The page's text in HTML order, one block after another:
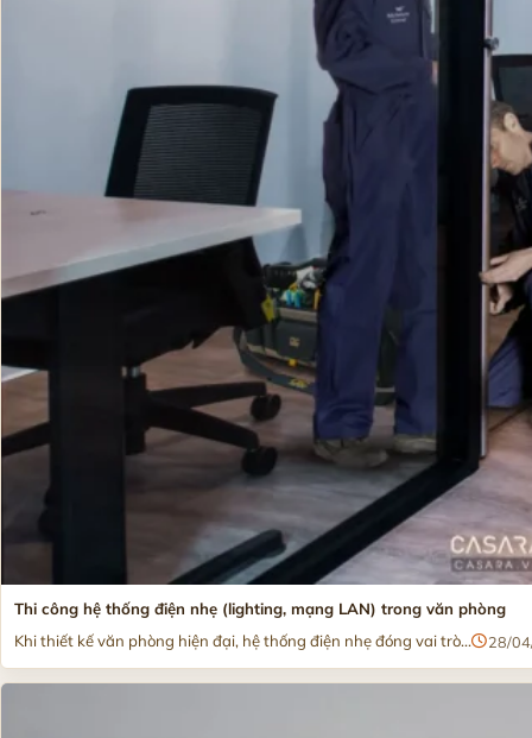
Thi công hệ thống điện nhẹ (lighting, mạng LAN) trong văn phòng
Khi thiết kế văn phòng hiện đại, hệ thống điện nhẹ đóng vai trò...
28/